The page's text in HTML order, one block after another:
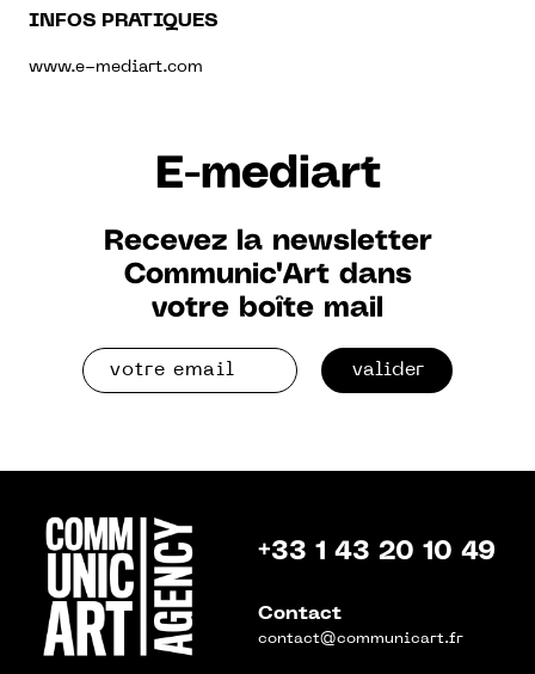
INFOS PRATIQUES
www.e-mediart.com
E-mediart
Recevez la newsletter
Communic'Art dans
votre boîte mail
valider
+33 1 43 20 10 49
Contact
contact@communicart.fr